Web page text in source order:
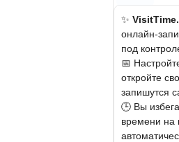
✨
онлайн-
под
📅
откройте
запишутся
🕒 Вы
времени на